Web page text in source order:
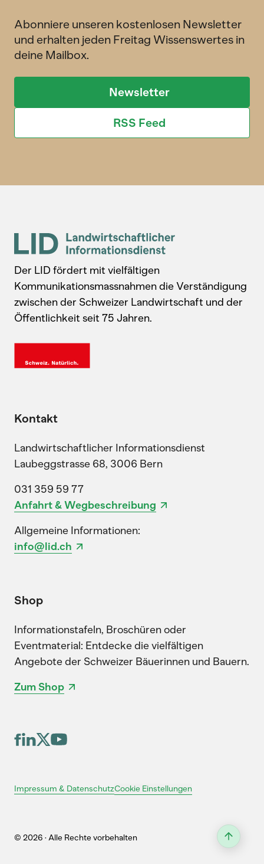
Abonniere unseren kostenlosen Newsletter
und erhalten jeden Freitag Wissenswertes in
deine Mailbox.
Newsletter
RSS Feed
Der LID fördert mit vielfältigen
Kommunikationsmassnahmen die Verständigung
zwischen der Schweizer Landwirtschaft und der
Öffentlichkeit seit 75 Jahren.
Kontakt
Landwirtschaftlicher Informationsdienst
Laubeggstrasse 68, 3006 Bern
031 359 59 77
Anfahrt & Wegbeschreibung
Allgemeine Informationen:
info@lid.ch
Shop
Informationstafeln, Broschüren oder
Eventmaterial: Entdecke die vielfältigen
Angebote der Schweizer Bäuerinnen und Bauern.
Zum Shop
Impressum & DatenschutzCookie Einstellungen
© 2026 · Alle Rechte vorbehalten